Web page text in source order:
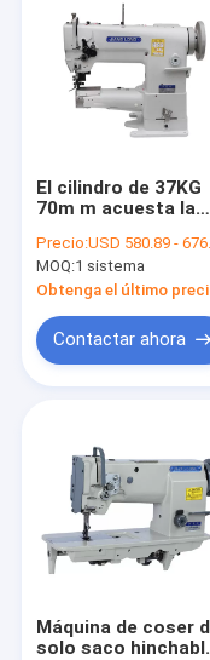
El cilindro de 37KG
70m m acuesta la
recorte
Precio:USD 580.89 - 676.48 per set
MOQ:1 sistema
Obtenga el último
Contactar ahora
Máquina de coser
solo saco